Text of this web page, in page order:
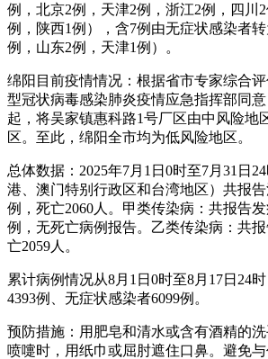
例，北京2例，天津2例，浙江2例，四川
例，陕西1例），含7例由无症状感染者
例，山东2例，天津1例）。
绵阳目前疫情情况：根据省市专家综合
型冠状病毒感染肺炎疫情应急指挥部同意
起，将吴家镇惠科路1号厂区由中风险地
区。至此，绵阳全市均为低风险地区。
总体数据：2025年7月1日0时至7月31日
港、澳门特别行政区和台湾地区）共报
例，死亡2060人。甲类传染病：共报告
例，无死亡病例报告。乙类传染病：共
亡2059人。
累计病例情况从8月1日0时至8月17日24
4393例、无症状感染者6099例。
预防措施：用肥皂和清水或含有酒精的
喷嚏时，用纸巾或屈肘遮住口鼻。避免